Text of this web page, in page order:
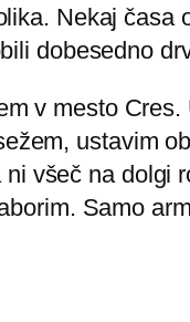
Nekaj časa
dobesedno
v mesto
ustavim
všeč na dolgi
Samo